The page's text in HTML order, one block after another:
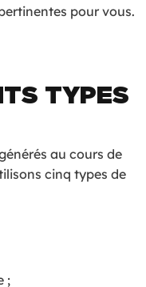
pour vous.
TYPES
au cours de
cinq types de
;